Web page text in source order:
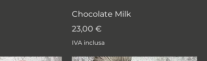
Chocolate Milk
Prezzo
23,00 €
IVA inclusa